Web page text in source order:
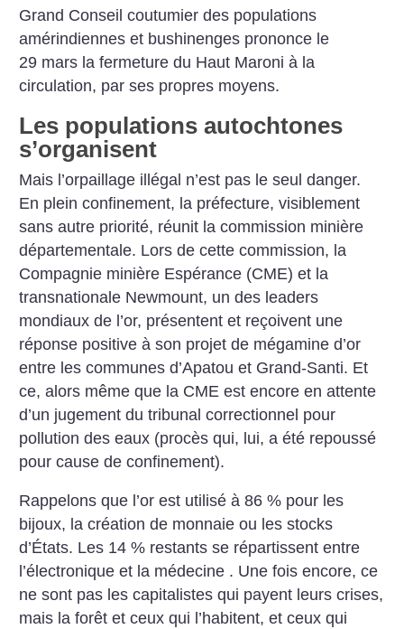
Grand Conseil coutumier des populations
amérindiennes et bushinenges prononce le
29 mars la fermeture du Haut Maroni à la
circulation, par ses propres moyens.
Les populations autochtones
s’organisent
Mais l’orpaillage illégal n’est pas le seul danger.
En plein confinement, la préfecture, visiblement
sans autre priorité, réunit la commission minière
départementale. Lors de cette commission, la
Compagnie minière Espérance (CME) et la
transnationale Newmount, un des leaders
mondiaux de l’or, présentent et reçoivent une
réponse positive à son projet de mégamine d’or
entre les communes d’Apatou et Grand-Santi. Et
ce, alors même que la CME est encore en attente
d’un jugement du tribunal correctionnel pour
pollution des eaux (procès qui, lui, a été repoussé
pour cause de confinement).
Rappelons que l’or est utilisé à 86 % pour les
bijoux, la création de monnaie ou les stocks
d’États. Les 14 % restants se répartissent entre
l’électronique et la médecine . Une fois encore, ce
ne sont pas les capitalistes qui payent leurs crises,
mais la forêt et ceux qui l’habitent, et ceux qui